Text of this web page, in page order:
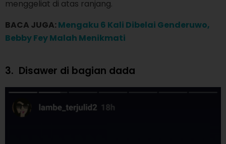
menggeliat di atas ranjang.
BACA JUGA:Mengaku 6 Kali Dibelai Genderuwo,
Bebby Fey Malah Menikmati
3. Disawer di bagian dada